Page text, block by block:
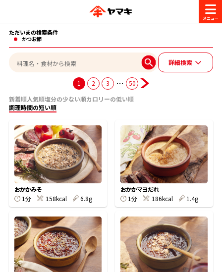
商品情報
ヤマキ『めんつゆ』 ヤマキ 割烹白だし
レシピ
おいしいレシピを探す
おいしいレシピトップ
主食レシピ
主菜レシピ
汁物レシピ
時短レシピ
かつお節・だしを楽しむ
かつお節・だしを知る
だしの取り方
かつお節の削り方
かつお節・だしをもっと知る
ヤマキ かつお節プラス®
CM・キャンペーン
キャンペーン一覧
企業・採用情報
企業情報
- 百年対話
- ヤマキ かつお節プラス®
お問い合わせ
ヤマキお客様相談室
オンラインショップ
コミュニティサイト
ただいまの検索条件
かつお節
詳細検索
1 2 3 …
50
新着順人気順塩分の少ない順カロリーの低い順
調理時間の短い順
おかかみそ
1分
158kcal 6.8g
おかかマヨだれ
1分
186kcal 1.4g